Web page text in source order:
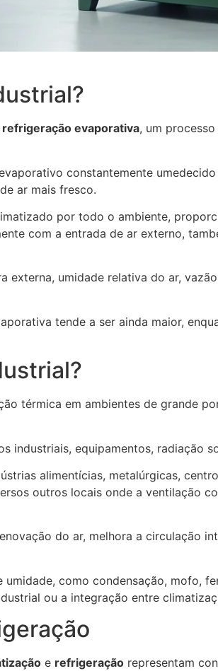
refrigeração evaporativa, um
constantemente
ar mais fresco.
por todo o ambiente,
com a entrada de ar externo,
umidade relativa do ar,
tende a ser ainda maior,
térmica em ambientes de grande
equipamentos, radiação
alimentícias, metalúrgicas,
outros locais onde a ventilação
do ar, melhora a circulação
como condensação, mofo,
ou a integração entre
e refrigeração representam